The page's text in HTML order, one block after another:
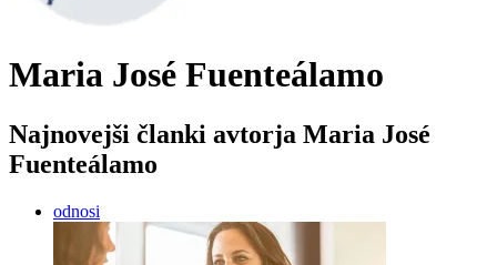
Maria José Fuenteálamo
Najnovejši članki avtorja Maria José
Fuenteálamo
odnosi